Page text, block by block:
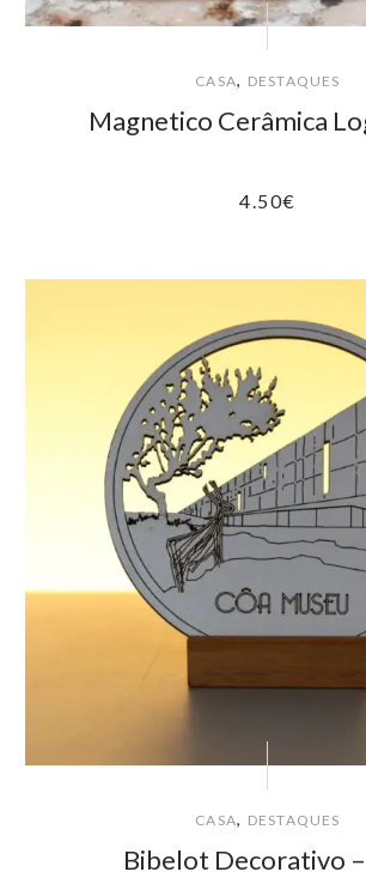
CASA, DESTAQUES
Magnetico Cerâmica
4.50€
CASA, DESTAQUES
Bibelot Decorativo